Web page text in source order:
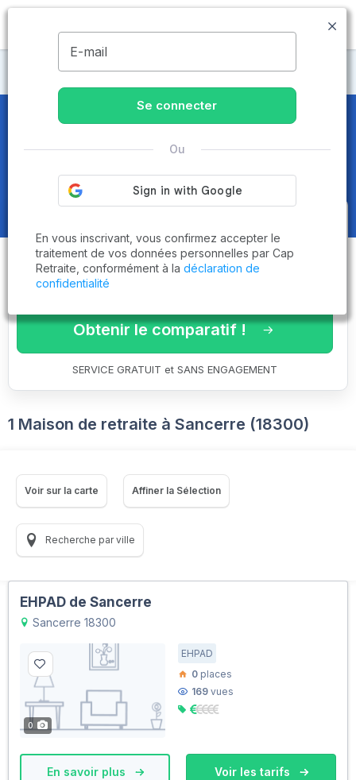
MENU
Maisons de retraite Cher
Maisons de retraite et EHPAD
Sancerre (18300)
Obtenez le
comparatif des
établissementsadaptés à vos
critères en 3 minutes !
Obtenir le comparatif !
SERVICE GRATUIT et SANS ENGAGEMENT
1 Maison de retraite à Sancerre (18300)
Voir sur la carte Affiner la Sélection
Recherche par ville
EHPAD de Sancerre
Sancerre 18300
0
EHPAD
0 places
169 vues
En savoir plus Voir les tarifs
E-mail
Se connecter
Ou
En vous inscrivant, vous confirmez accepter le
traitement de vos données personnelles par Cap
Retraite, conformément à la déclaration de
confidentialité